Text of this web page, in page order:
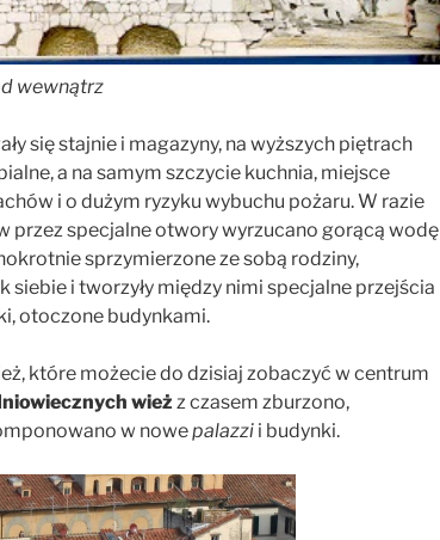
wewnątrz
się stajnie i magazyny, na wyższych piętrach
a na samym szczycie kuchnia, miejsce
i o dużym ryzyku wybuchu pożaru. W razie
przez specjalne otwory wyrzucano gorącą wodę
sprzymierzone ze sobą rodziny,
siebie i tworzyły między nimi specjalne przejścia
otoczone budynkami.
które możecie do dzisiaj zobaczyć w centrum
wież z czasem zburzono,
w nowepalazzi i budynki.